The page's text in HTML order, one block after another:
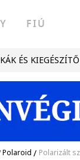
FIÚ
ÉS
Polaroid / Polarizált